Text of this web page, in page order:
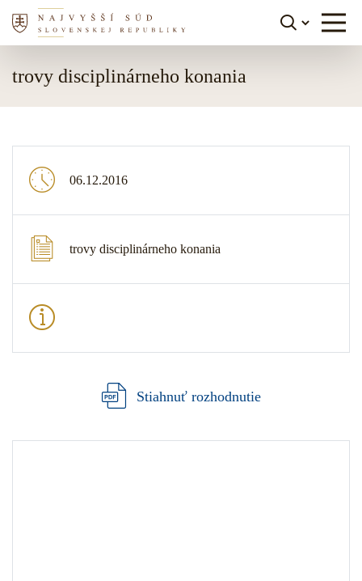
trovy disciplinárneho konania
06.12.2016
trovy disciplinárneho konania
Stiahnuť rozhodnutie